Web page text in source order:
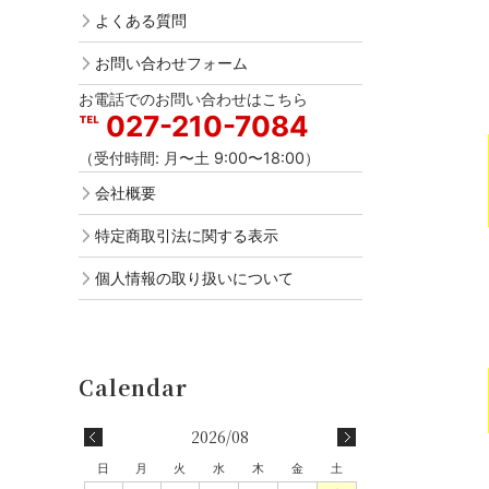
よくある質問
お問い合わせフォーム
お電話でのお問い合わせはこちら
027-210-7084
（受付時間: 月〜土 9:00〜18:00）
会社概要
特定商取引法に関する表示
個人情報の取り扱いについて
2026/08
日 月 火 水 木 金
土